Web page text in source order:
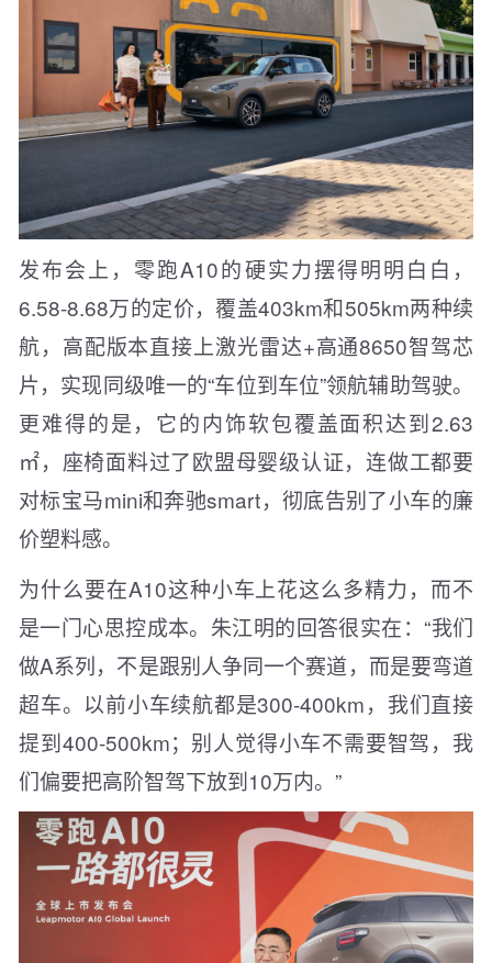
发布会上，零跑A10的硬实力摆得明明白白，
6.58-8.68万的定价，覆盖403km和505km两种续
航，高配版本直接上激光雷达+高通8650智驾芯
片，实现同级唯一的“车位到车位”领航辅助驾驶。
更难得的是，它的内饰软包覆盖面积达到2.63
㎡，座椅面料过了欧盟母婴级认证，连做工都要
对标宝马mini和奔驰smart，彻底告别了小车的廉
价塑料感。
为什么要在A10这种小车上花这么多精力，而不
是一门心思控成本。朱江明的回答很实在：“我们
做A系列，不是跟别人争同一个赛道，而是要弯道
超车。以前小车续航都是300-400km，我们直接
提到400-500km；别人觉得小车不需要智驾，我
们偏要把高阶智驾下放到10万内。”